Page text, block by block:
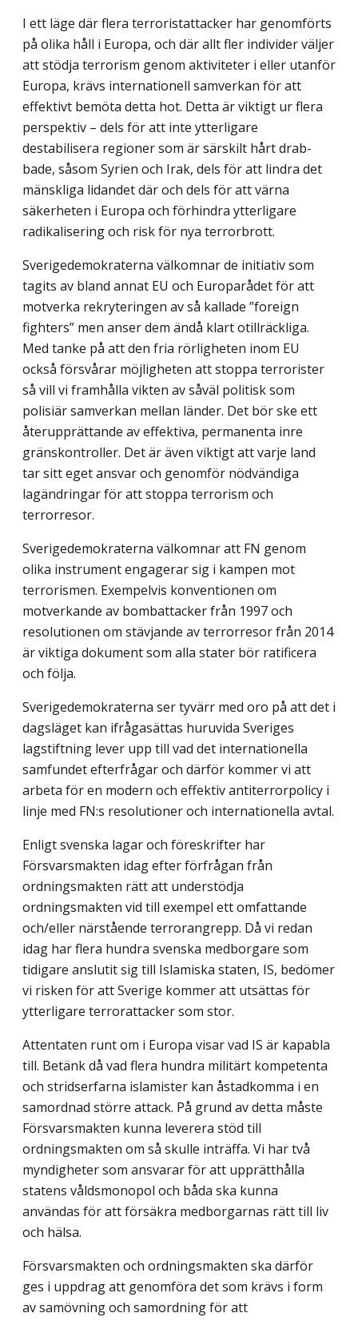
I ett läge där flera terroristattacker har genomförts
på olika håll i Europa, och där allt fler individer väljer
att stödja terrorism genom aktiviteter i eller utanför
Europa, krävs internationell samverkan för att
effektivt bemöta detta hot. Detta är viktigt ur flera
perspektiv – dels för att inte ytterligare
destabilisera regioner som är särskilt hårt drab­
bade, såsom Syrien och Irak, dels för att lindra det
mänskliga lidandet där och dels för att värna
säkerheten i Europa och förhindra ytterligare
radikalisering och risk för nya terrorbrott.
Sverigedemokraterna välkomnar de initiativ som
tagits av bland annat EU och Europarådet för att
motverka rekryteringen av så kallade ”foreign
fighters” men anser dem ändå klart otillräckliga.
Med tanke på att den fria rörligheten inom EU
också försvårar möjligheten att stoppa terrorister
så vill vi framhålla vikten av såväl politisk som
polisiär samverkan mellan länder. Det bör ske ett
återupprättande av effektiva, permanenta inre
gränskontroller. Det är även viktigt att varje land
tar sitt eget ansvar och genomför nödvändiga
lagändringar för att stoppa terrorism och
terrorresor.
Sverigedemokraterna välkomnar att FN genom
olika instrument engagerar sig i kampen mot
terrorismen. Exempelvis konventionen om
motverkande av bombattacker från 1997 och
resolutionen om stävjande av terrorresor från 2014
är viktiga dokument som alla stater bör ratificera
och följa.
Sverigedemokraterna ser tyvärr med oro på att det i
dagsläget kan ifrågasättas huru­vida Sveriges
lagstiftning lever upp till vad det internationella
samfundet efterfrågar och därför kommer vi att
arbeta för en modern och effektiv antiterrorpolicy i
linje med FN:s resolutioner och internationella avtal.
Enligt svenska lagar och föreskrifter har
Försvarsmakten idag efter förfrågan från
ordningsmakten rätt att understödja
ordningsmakten vid till exempel ett omfattande
och/eller närstående terrorangrepp. Då vi redan
idag har flera hundra svenska medborg­are som
tidigare anslutit sig till Islamiska staten, IS, bedömer
vi risken för att Sverige kommer att utsättas för
ytterligare terrorattacker som stor.
Attentaten runt om i Europa visar vad IS är kapabla
till. Betänk då vad flera hundra militärt kompetenta
och stridserfarna islamister kan åstadkomma i en
samordnad större attack. På grund av detta måste
Försvarsmakten kunna leverera stöd till
ordningsmakten om så skulle inträffa. Vi har två
myndigheter som ansvarar för att upprätthålla
statens våldsmonopol och båda ska kunna
användas för att försäkra medborgarnas rätt till liv
och hälsa.
Försvarsmakten och ordningsmakten ska därför
ges i uppdrag att genomföra det som krävs i form
av samövning och samordning för att